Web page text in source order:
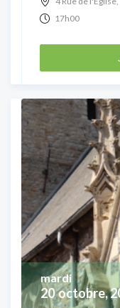
17h00
20 octobre,
mardi